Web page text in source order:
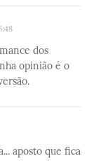
dos
opinião é o
aposto que fica